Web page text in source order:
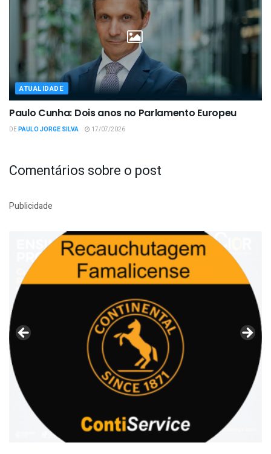
ATUALIDADE
Paulo Cunha: Dois anos no Parlamento Europeu
DEPAULO JORGE SILVA 17/07/2026
Comentários sobre o post
Publicidade